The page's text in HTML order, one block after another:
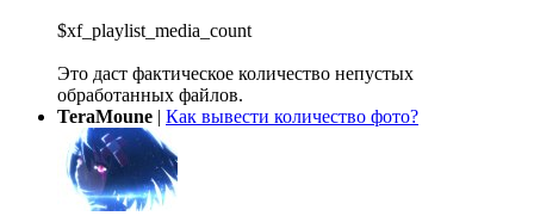
$xf_playlist_media_count
Это даст фактическое количество непустых
обработанных файлов.
TeraMoune | Как вывести количество фото?